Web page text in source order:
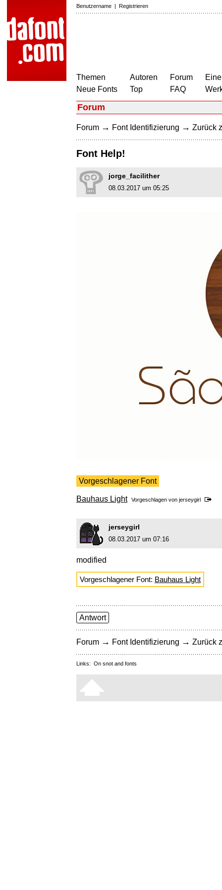
Benutzername | Registrieren
Themen
Neue Fonts
Autoren
Top
Forum
FAQ
Forum
Forum → Font Identifizierung → Zurück
Font Help!
jorge_facilither
08.03.2017 um 05:25
Vorgeschlagener Font
Bauhaus Light Vorgeschlagen von jerseygirl
jerseygirl
08.03.2017 um 07:16
modified
Vorgeschlagener Font: Bauhaus Light
Antwort
Forum → Font Identifizierung → Zurück
Links: On snot and fonts